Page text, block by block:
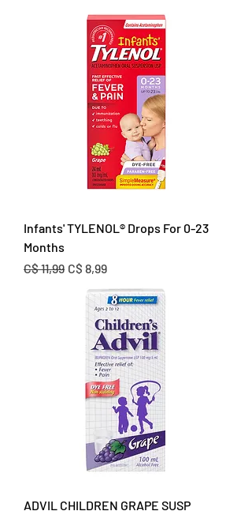
Infants' TYLENOL® Drops For 0-23
Months
Normale prijs
C$ 11,99 Verkoopprijs
C$ 8,99
ADVIL CHILDREN GRAPE SUSP